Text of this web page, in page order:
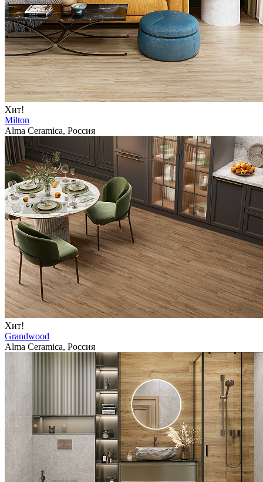
Хит!
Milton
Alma Ceramica, Россия
Хит!
Grandwood
Alma Ceramica, Россия